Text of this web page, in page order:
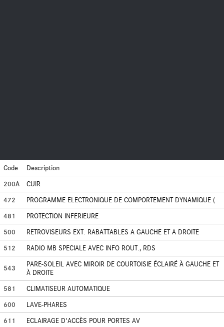
Code
Description
200A
CUIR
472
PROGRAMME ELECTRONIQUE DE COMPORTEMENT DYNAMIQUE (
481
PROTECTION INFERIEURE
500
RETROVISEURS EXT. RABATTABLES A GAUCHE ET A DROITE
512
RADIO MB SPECIALE AVEC INFO ROUT., RDS
543
PARE-SOLEIL AVEC MIROIR DE COURTOISIE ÉCLAIRÉ À GAUCHE ET
À DROITE
581
CLIMATISEUR AUTOMATIQUE
600
LAVE-PHARES
611
ECLAIRAGE D'ACCÈS POUR PORTES AV